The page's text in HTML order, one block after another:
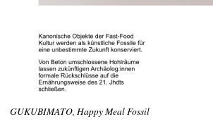
GUKUBIMATO, Happy Meal Fossil